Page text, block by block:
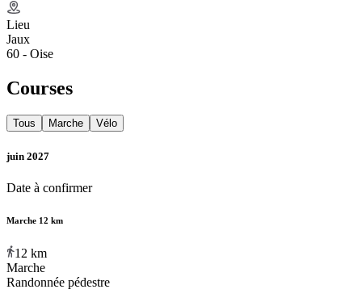
Lieu
Jaux
60 - Oise
Courses
Tous Marche Vélo
juin 2027
Date à confirmer
Marche 12 km
12 km
Marche
Randonnée pédestre